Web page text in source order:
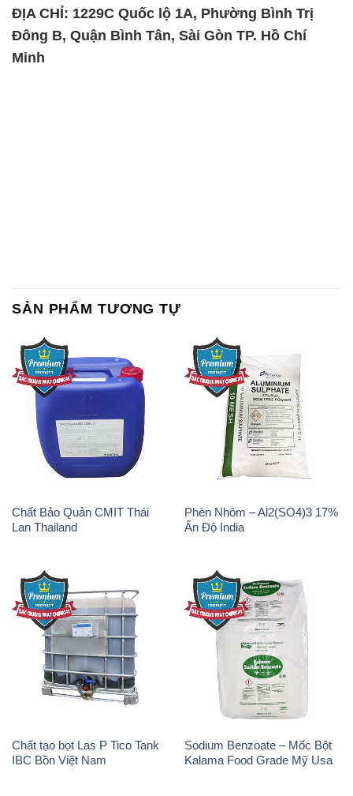
Chất Bảo Quản CMIT Thái
Lan Thailand
Phèn Nhôm – Al2(SO4)3 17%
Ấn Độ India
Chất tạo bọt Las P Tico Tank
IBC Bồn Việt Nam
Sodium Benzoate – Mốc Bột
Kalama Food Grade Mỹ Usa